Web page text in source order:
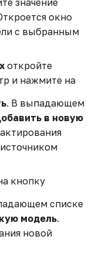
и времени
с
график с
значение
окно
с выбранным
откройте
и нажмите на
. В выпадающем
в новую
кнопку
списке
модель.
новой